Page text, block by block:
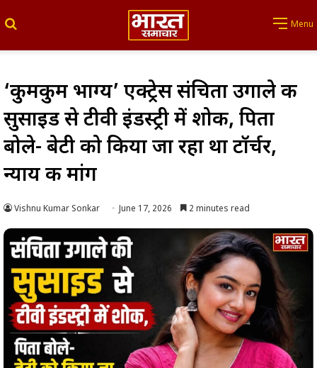
Menu
‘कुमकुम भाग्य’ एक्ट्रेस संचिता उगाले की
सुसाइड से टीवी इंडस्ट्री में शोक, पिता
बोले- बेटी को किया जा रहा था टॉर्चर,
न्याय की मांग
Vishnu Kumar Sonkar June 17, 2026 2 minutes read